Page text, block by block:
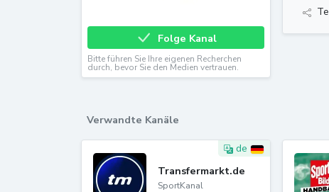
Folge Kanal
Bitte führen Sie Ihre eigenen Recherchen
durch, bevor Sie den Medien vertrauen.
Verwandte Kanäle
de
Transfermarkt.de
SportKanal